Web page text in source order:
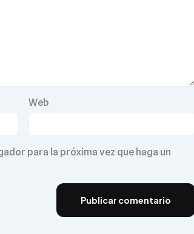
Web
para la próxima vez que haga un